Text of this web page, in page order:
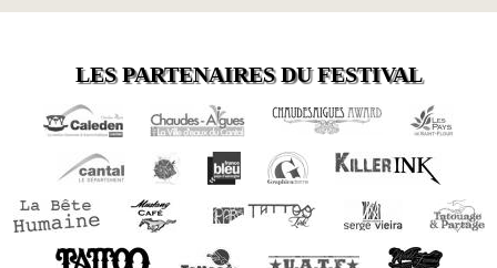
LES PARTENAIRES DU FESTIVAL